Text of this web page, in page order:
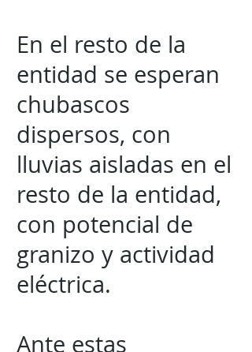
En el resto de la
entidad se esperan
chubascos
dispersos, con
lluvias aisladas en el
resto de la entidad,
con potencial de
granizo y actividad
eléctrica.
Ante estas